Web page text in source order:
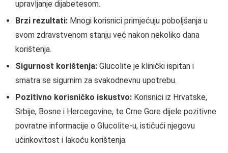
upravljanje dijabetesom.
Brzi rezultati: Mnogi korisnici primjećuju poboljšanja u
svom zdravstvenom stanju već nakon nekoliko dana
korištenja.
Sigurnost korištenja: Glucolite je klinički ispitan i
smatra se sigurnim za svakodnevnu upotrebu.
Pozitivno korisničko iskustvo: Korisnici iz Hrvatske,
Srbije, Bosne i Hercegovine, te Crne Gore dijele pozitivne
povratne informacije o Glucolite-u, ističući njegovu
učinkovitost i lakoću korištenja.